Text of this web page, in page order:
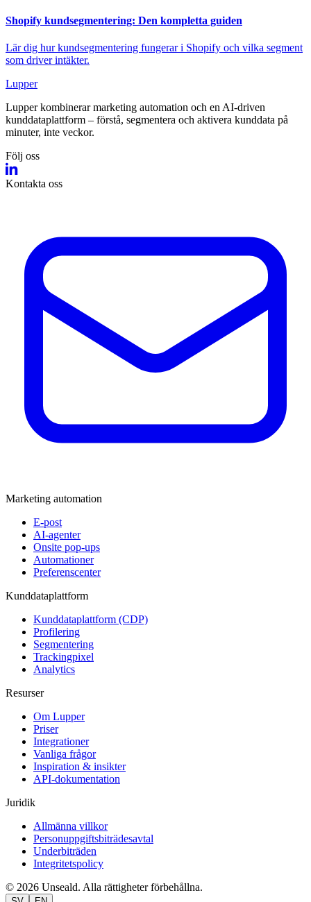
Shopify kundsegmentering: Den kompletta guiden
Lär dig hur kundsegmentering fungerar i Shopify och vilka segment
som driver intäkter.
Lupper
Lupper kombinerar marketing automation och en AI‑driven
kunddataplattform – förstå, segmentera och aktivera kunddata på
minuter, inte veckor.
Följ oss
Kontakta oss
Marketing automation
E-post
AI-agenter
Onsite pop-ups
Automationer
Preferenscenter
Kunddataplattform
Kunddataplattform (CDP)
Profilering
Segmentering
Trackingpixel
Analytics
Resurser
Om Lupper
Priser
Integrationer
Vanliga frågor
Inspiration & insikter
API-dokumentation
Juridik
Allmänna villkor
Personuppgiftsbiträdesavtal
Underbiträden
Integritetspolicy
© 2026 Unseald. Alla rättigheter förbehållna.